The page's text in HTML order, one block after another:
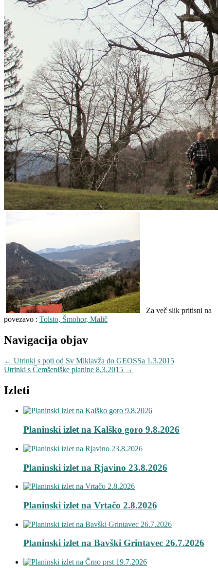
Za več slik pritisni na
povezavo : Tolsto, Šmohor, Malič
Navigacija objav
← Utrinki s poti od Sv Miklavža do GEOSSa 1.3.2015
Utrinki s Čemšeniške planine 8.3.2015 →
Izleti
Planinski izlet na Kalško goro 9.8.2026
Planinski izlet na Rjavino 23.8.2026
Planinski izlet na Vrtačo 2.8.2026
Planinski izlet na Bavški Grintavec 26.7.2026